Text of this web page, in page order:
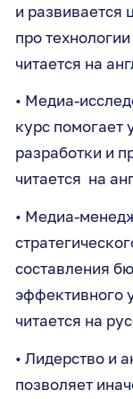
и развивается
про
читается на
• Медиа-
курс помогает
разработки и
читается на
• Медиа-
составления
эффективного
читается на
• Лидерство и
позволяет